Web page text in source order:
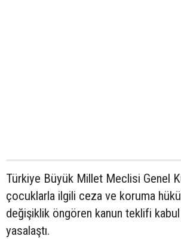
Türkiye Büyük Millet Meclisi Genel
çocuklarla ilgili ceza ve koruma
değişiklik öngören kanun teklifi
yasalaştı.